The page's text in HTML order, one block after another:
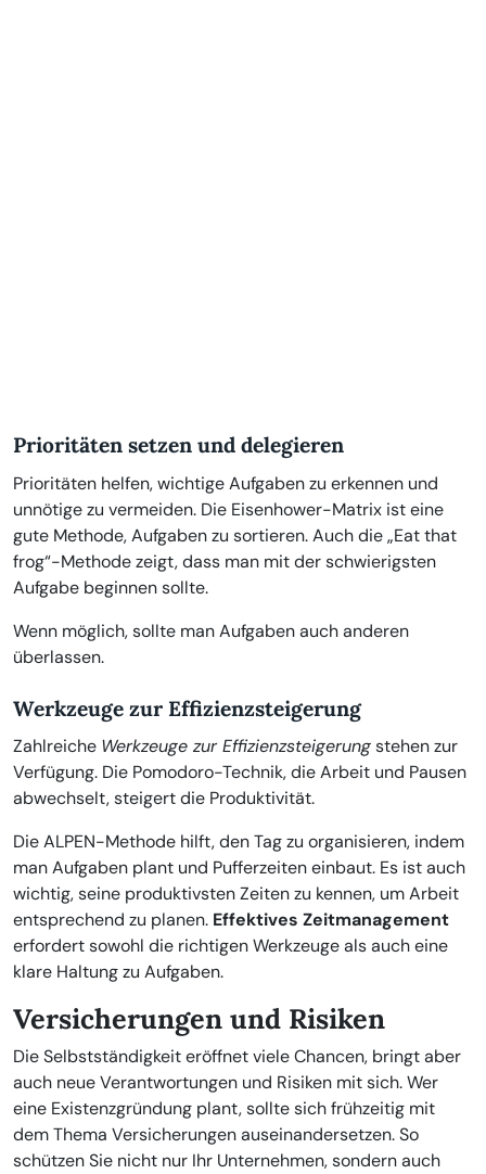
Prioritäten setzen und delegieren
Prioritäten helfen, wichtige Aufgaben zu erkennen und
unnötige zu vermeiden. Die Eisenhower-Matrix ist eine
gute Methode, Aufgaben zu sortieren. Auch die „Eat that
frog“-Methode zeigt, dass man mit der schwierigsten
Aufgabe beginnen sollte.
Wenn möglich, sollte man Aufgaben auch anderen
überlassen.
Werkzeuge zur Effizienzsteigerung
Zahlreiche Werkzeuge zur Effizienzsteigerungstehen zur
Verfügung. Die Pomodoro-Technik, die Arbeit und Pausen
abwechselt, steigert die Produktivität.
Die ALPEN-Methode hilft, den Tag zu organisieren, indem
man Aufgaben plant und Pufferzeiten einbaut. Es ist auch
wichtig, seine produktivsten Zeiten zu kennen, um Arbeit
entsprechend zu planen. Effektives Zeitmanagement
erfordert sowohl die richtigen Werkzeuge als auch eine
klare Haltung zu Aufgaben.
Versicherungen und Risiken
Die Selbstständigkeit eröffnet viele Chancen, bringt aber
auch neue Verantwortungen und Risiken mit sich. Wer
eine Existenzgründung plant, sollte sich frühzeitig mit
dem Thema Versicherungen auseinandersetzen. So
schützen Sie nicht nur Ihr Unternehmen, sondern auch